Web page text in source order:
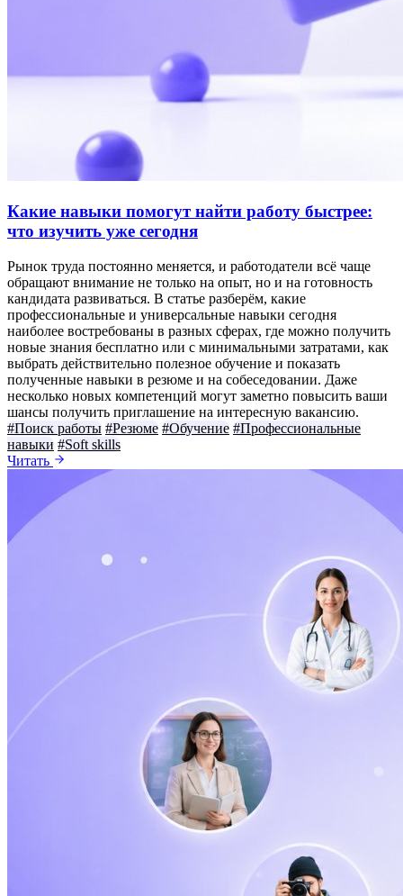
Какие навыки помогут найти работу быстрее:
что изучить уже сегодня
Рынок труда постоянно меняется, и работодатели всё чаще
обращают внимание не только на опыт, но и на готовность
кандидата развиваться. В статье разберём, какие
профессиональные и универсальные навыки сегодня
наиболее востребованы в разных сферах, где можно получить
новые знания бесплатно или с минимальными затратами, как
выбрать действительно полезное обучение и показать
полученные навыки в резюме и на собеседовании. Даже
несколько новых компетенций могут заметно повысить ваши
шансы получить приглашение на интересную вакансию.
#Поиск работы #Резюме #Обучение #Профессиональные
навыки #Soft skills
Читать